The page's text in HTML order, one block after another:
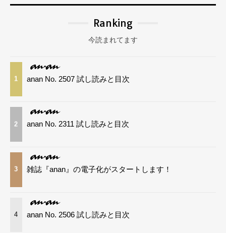
Ranking
今読まれてます
1 anan No. 2507 試し読みと目次
2 anan No. 2311 試し読みと目次
3 雑誌『anan』の電子化がスタートします！
4 anan No. 2506 試し読みと目次